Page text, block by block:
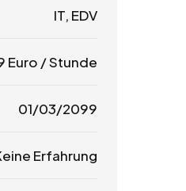
IT, EDV
Euro / Stunde
01/03/2099
Erfahrung